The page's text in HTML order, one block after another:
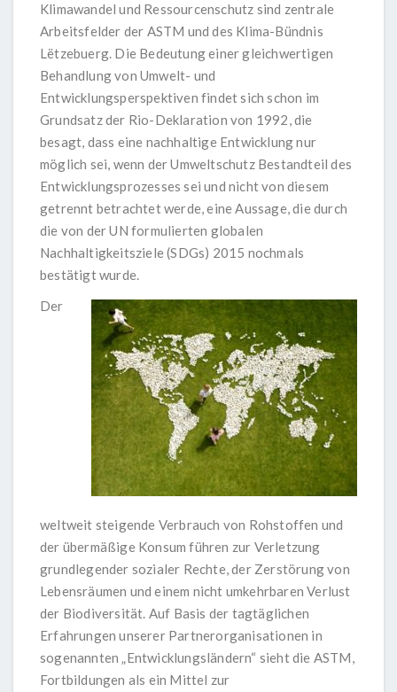
Klimawandel und Ressourcenschutz sind zentrale
Arbeitsfelder der ASTM und des Klima-Bündnis
Lëtzebuerg. Die Bedeutung einer gleichwertigen
Behandlung von Umwelt- und
Entwicklungsperspektiven findet sich schon im
Grundsatz der Rio-Deklaration von 1992, die
besagt, dass eine nachhaltige Entwicklung nur
möglich sei, wenn der Umweltschutz Bestandteil des
Entwicklungsprozesses sei und nicht von diesem
getrennt betrachtet werde, eine Aussage, die durch
die von der UN formulierten globalen
Nachhaltigkeitsziele (SDGs) 2015 nochmals
bestätigt wurde.
Der
weltweit steigende Verbrauch von Rohstoffen und
der übermäßige Konsum führen zur Verletzung
grundlegender sozialer Rechte, der Zerstörung von
Lebensräumen und einem nicht umkehrbaren Verlust
der Biodiversität. Auf Basis der tagtäglichen
Erfahrungen unserer Partnerorganisationen in
sogenannten „Entwicklungsländern“ sieht die ASTM,
Fortbildungen als ein Mittel zur